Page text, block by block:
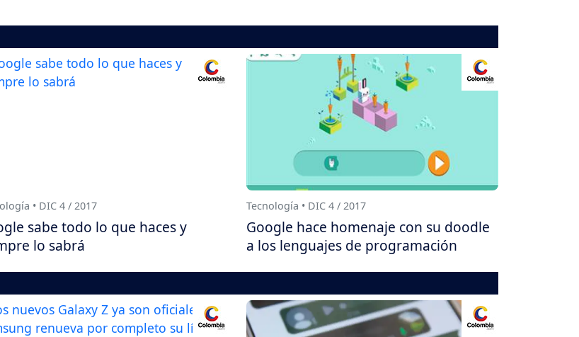
• DIC 4 / 2017
sabe todo lo que haces y
lo sabrá
Tecnología • DIC 4 / 2017
Google hace homenaje con su doodle
a los lenguajes de programación